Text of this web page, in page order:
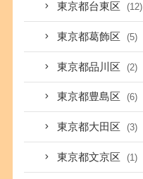
東京都台東区 (12)
東京都葛飾区 (5)
東京都品川区 (2)
東京都豊島区 (6)
東京都大田区 (3)
東京都文京区 (1)